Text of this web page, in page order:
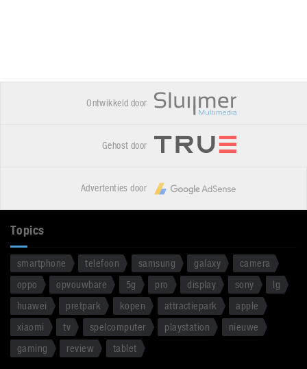
Ontwikkeld door
Gehost door
Advertenties door
Topics
smartphone telefoon samsung galaxy
camera
oppo
opvouwbare 5g pro display sony
lg
huawei
pretpark kopen attractiepark
apple
xiaomi
tv spelcomputer playstation
nieuwe
gaming
review tablet